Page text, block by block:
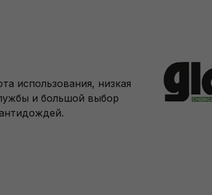
использования, низкая
и большой выбор